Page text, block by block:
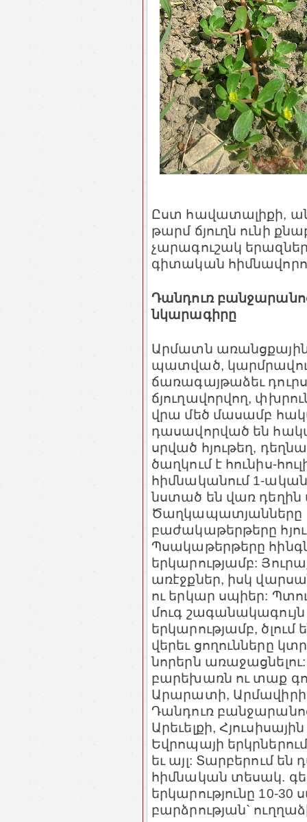
Ըստ հավատալիքի,
թարմ ճյուղն ունի
չարագուշակ
գիտական
Դանդուռ
նկարագիրը
Արմատն
պատված,
ճառագայթաձեւ
ճյուղավորվող,
վրա մեծ մասամբ
դասավորված են
սրված հյութեղ,
ծաղկում է հունիս-
հիմնականում 1-
նստած են վառ
Ծաղկապատյանները
բաժակաթերթերը
Պսակաթերթերը
երկարությամբ:
առէջքներ, իսկ
ու երկար սպիեր:
մուգ շագանակագույն
երկարությամբ,
վերեւ ցողունները
նորերն
բարեխառն ու տաք
Արարատի, Արմավիրի
Դանդուռ
Արեւելքի,
Եվրոպայի
եւ այլ: Տարբերում
հիմնական տեսակ.
երկարությունը 10-30
բարձրության`